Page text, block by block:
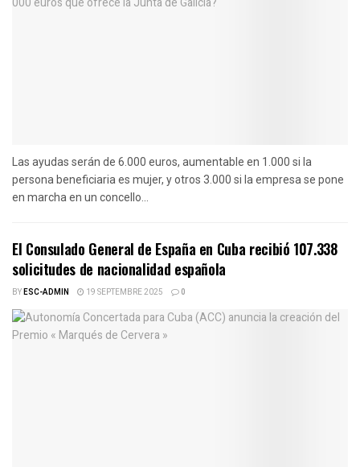
Las ayudas serán de 6.000 euros, aumentable en 1.000 si la
persona beneficiaria es mujer, y otros 3.000 si la empresa se pone
en marcha en un concello...
El Consulado General de España en Cuba recibió 107.338
solicitudes de nacionalidad española
BYESC-ADMIN 19 SEPTEMBRE 2025 0